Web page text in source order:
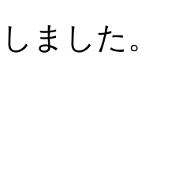
ました。